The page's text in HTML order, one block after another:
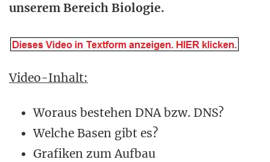
unserem Bereich Biologie.
Video-Inhalt:
Woraus bestehen DNA bzw. DNS?
Welche Basen gibt es?
Grafiken zum Aufbau